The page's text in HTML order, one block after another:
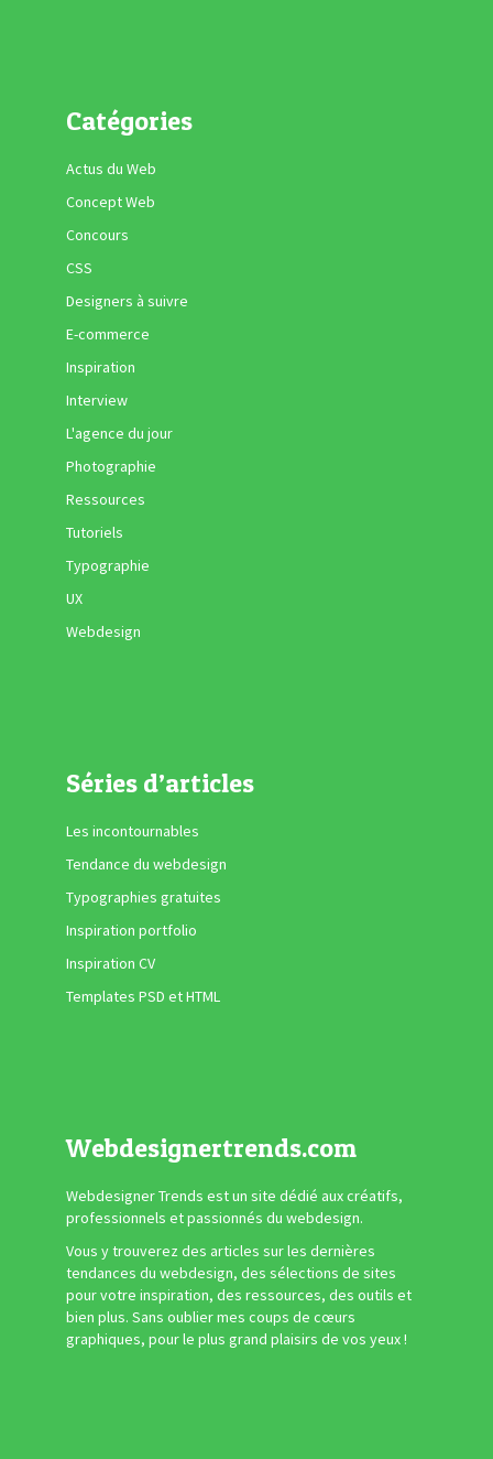
Catégories
Actus du Web
Concept Web
Concours
CSS
Designers à suivre
E-commerce
Inspiration
Interview
L'agence du jour
Photographie
Ressources
Tutoriels
Typographie
UX
Webdesign
Séries d’articles
Les incontournables
Tendance du webdesign
Typographies gratuites
Inspiration portfolio
Inspiration CV
Templates PSD et HTML
Webdesignertrends.com
Webdesigner Trends est un site dédié aux créatifs,
professionnels et passionnés du webdesign.
Vous y trouverez des articles sur les dernières
tendances du webdesign, des sélections de sites
pour votre inspiration, des ressources, des outils et
bien plus. Sans oublier mes coups de cœurs
graphiques, pour le plus grand plaisirs de vos yeux !